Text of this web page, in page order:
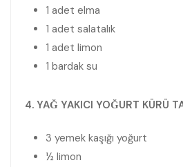
1 adet elma
1 adet salatalık
1 adet limon
1 bardak su
4. YAĞ YAKICI YOĞURT KÜRÜ
3 yemek kaşığı yoğurt
½ limon